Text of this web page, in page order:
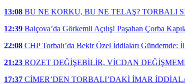
13:08 BU NE KORKU, BU NE TELAŞ? TORBALI
12:39 Balçova’da Görkemli Açılış! Paşahan Çorba
22:08 CHP Torbalı’da Bekir Özel İddiaları Gündemde:
21:23 ROZET DEĞİŞEBİLİR, VİCDAN
17:37 CİMER’DEN TORBALI’DAKİ İMAR